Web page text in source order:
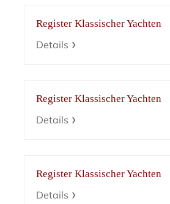
Register Klassischer Yachten
Details
Register Klassischer Yachten
Details
Register Klassischer Yachten
Details